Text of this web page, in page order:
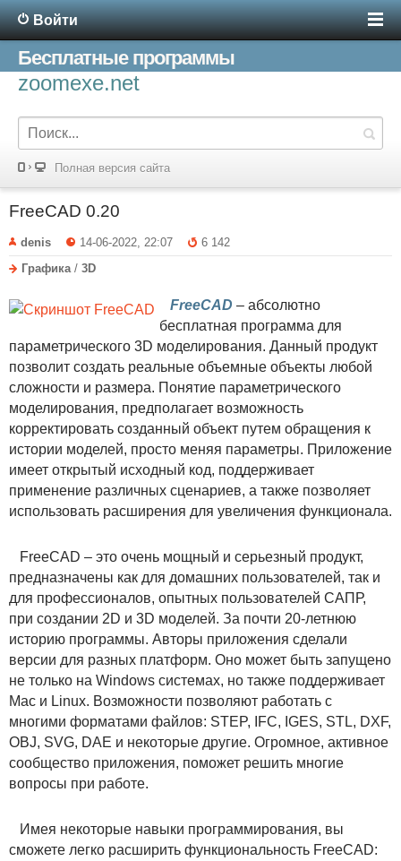
Войти
Бесплатные программы
zoomexe.net
Полная версия сайта
FreeCAD 0.20
denis 14-06-2022, 22:07
6 142
Графика / 3D
FreeCAD – абсолютно
бесплатная программа для
параметрического 3D моделирования. Данный продукт
позволит создать реальные объемные объекты любой
сложности и размера. Понятие параметрического
моделирования, предполагает возможность
корректировать созданный объект путем обращения к
истории моделей, просто меняя параметры. Приложение
имеет открытый исходный код, поддерживает
применение различных сценариев, а также позволяет
использовать расширения для увеличения функционала.
FreeCAD – это очень мощный и серьезный продукт,
предназначены как для домашних пользователей, так и
для профессионалов, опытных пользователей САПР,
при создании 2D и 3D моделей. За почти 20-летнюю
историю программы. Авторы приложения сделали
версии для разных платформ. Оно может быть запущено
не только на Windows системах, но также поддерживает
Mac и Linux. Возможности позволяют работать с
многими форматами файлов: STEP, IFC, IGES, STL, DXF,
OBJ, SVG, DAE и некоторые другие. Огромное, активное
сообщество приложения, поможет решить многие
вопросы при работе.
Имея некоторые навыки программирования, вы
сможете легко расширить функциональность FreeCAD: